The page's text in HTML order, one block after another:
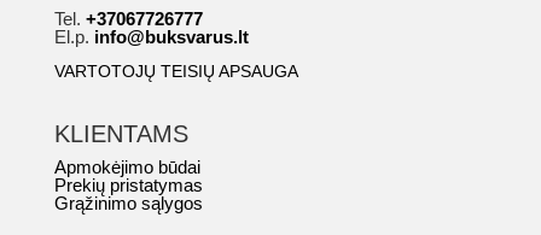
Tel. +37067726777
El.p. info@buksvarus.lt
VARTOTOJŲ TEISIŲ APSAUGA
KLIENTAMS
Apmokėjimo būdai
Prekių pristatymas
Grąžinimo sąlygos